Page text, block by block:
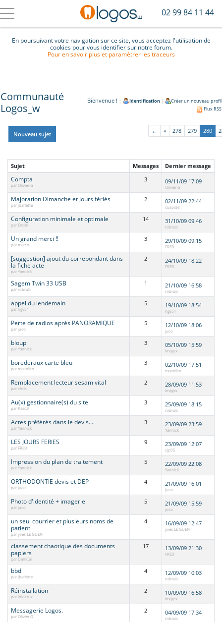
En poursuivant votre navigation sur ce site, vous acceptez l'utilisation de
cookies pour vous identifier sur notre forum.
Pour en savoir plus et paramétrer les traceurs
02 99 84 11 44
Communauté
Logos_w
Bienvenue ! | Identification |
Créer un nouveau profil
|
Flux RSS
Nouveau sujet ← « 278 279 280
Sujet Messages Dernier message
Compta
par Olivier G
3 09/11/09 17:09
Olivier G
Majoration Dimanche et Jours fériés
par jbarlette
2 02/11/09 22:44
cuspide
Configuration minimale et optimale
par Ender
14 31/10/09 09:46
robrub
Un grand merci !!
par marco
3 29/10/09 09:15
FRED
[suggestion] ajout du correpondant dans
la fiche acte
par Yannick
2 24/10/09 18:22
FRED
Sagem Twin 33 USB
par robrub
1 21/10/09 16:58
robrub
appel du lendemain
par hgv51
5 19/10/09 18:54
hgv51
Perte de radios après PANORAMIQUE
par juco
5 12/10/09 18:06
juco
bloup
par Yannick
3 05/10/09 15:59
Imagex
borederaux carte bleu
par manolito
3 02/10/09 17:51
manolito
Remplacement lecteur sesam vital
par chris
2 28/09/09 11:53
Imagex
Au(x) gestionnaire(s) du site
par Pascal
3 25/09/09 18:15
robrub
Actes préférés dans le devis....
par Yannick
3 23/09/09 23:59
Yannick
LES JOURS FERIES
par FRED
9 23/09/09 12:07
cjp95
Impression du plan de traitement
par Yannick
5 22/09/09 22:08
Yannick
ORTHODONTIE devis et DEP
par juco
4 21/09/09 16:01
juco
Photo d'identité + imagerie
par juco
5 21/09/09 15:59
juco
un seul courrier et plusieurs noms de
patient
par yves LE GUEN
4 16/09/09 12:47
yves LE GUEN
classement chaotique des documents
papiers
par DaniCai
17 13/09/09 21:30
FRED
bbd
par jbarlette
4 12/09/09 10:03
robrub
Réinstallation
par lolocruz
2 10/09/09 16:58
Imagex
Messagerie Logos.
par Olivier G
2 04/09/09 17:34
robrub